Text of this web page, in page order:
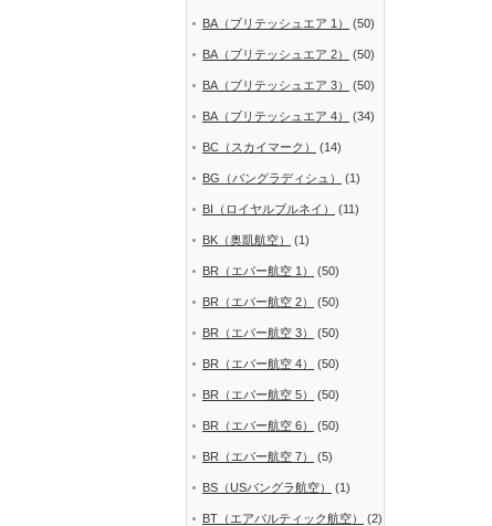
BA（ブリテッシュエア 1） (50)
BA（ブリテッシュエア 2） (50)
BA（ブリテッシュエア 3） (50)
BA（ブリテッシュエア 4） (34)
BC（スカイマーク） (14)
BG（バングラディシュ） (1)
BI（ロイヤルブルネイ） (11)
BK（奥凱航空） (1)
BR（エバー航空 1） (50)
BR（エバー航空 2） (50)
BR（エバー航空 3） (50)
BR（エバー航空 4） (50)
BR（エバー航空 5） (50)
BR（エバー航空 6） (50)
BR（エバー航空 7） (5)
BS（USバングラ航空） (1)
BT（エアバルティック航空） (2)